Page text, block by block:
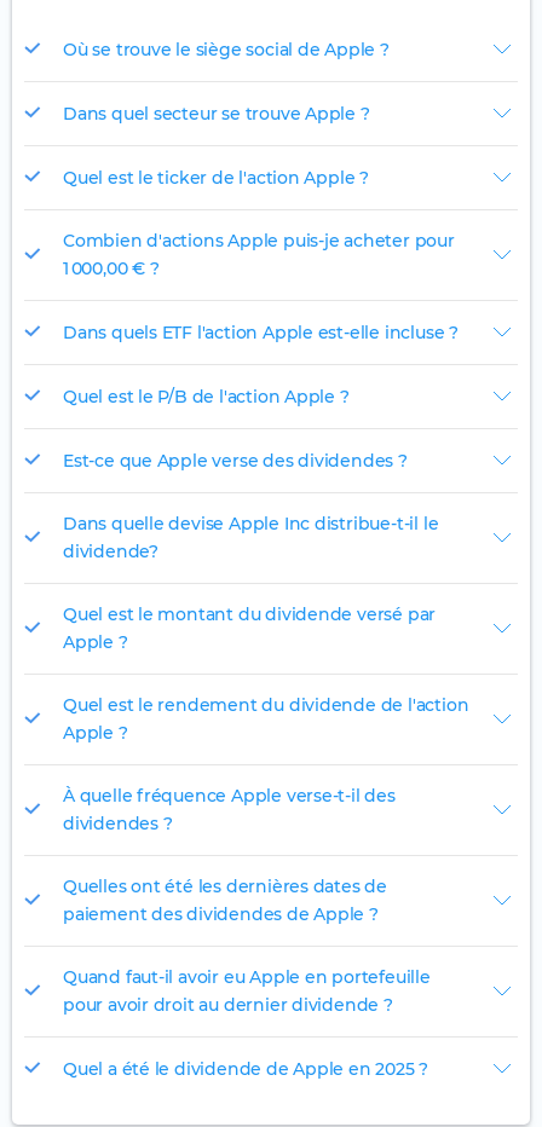
Où se trouve le siège social de Apple ?
Dans quel secteur se trouve Apple ?
Quel est le ticker de l'action Apple ?
Combien d'actions Apple puis-je acheter pour
1 000,00 € ?
Dans quels ETF l'action Apple est-elle incluse ?
Quel est le P/B de l'action Apple ?
Est-ce que Apple verse des dividendes ?
Dans quelle devise Apple Inc distribue-t-il le
dividende?
Quel est le montant du dividende versé par
Apple ?
Quel est le rendement du dividende de l'action
Apple ?
À quelle fréquence Apple verse-t-il des
dividendes ?
Quelles ont été les dernières dates de
paiement des dividendes de Apple ?
Quand faut-il avoir eu Apple en portefeuille
pour avoir droit au dernier dividende ?
Quel a été le dividende de Apple en 2025 ?